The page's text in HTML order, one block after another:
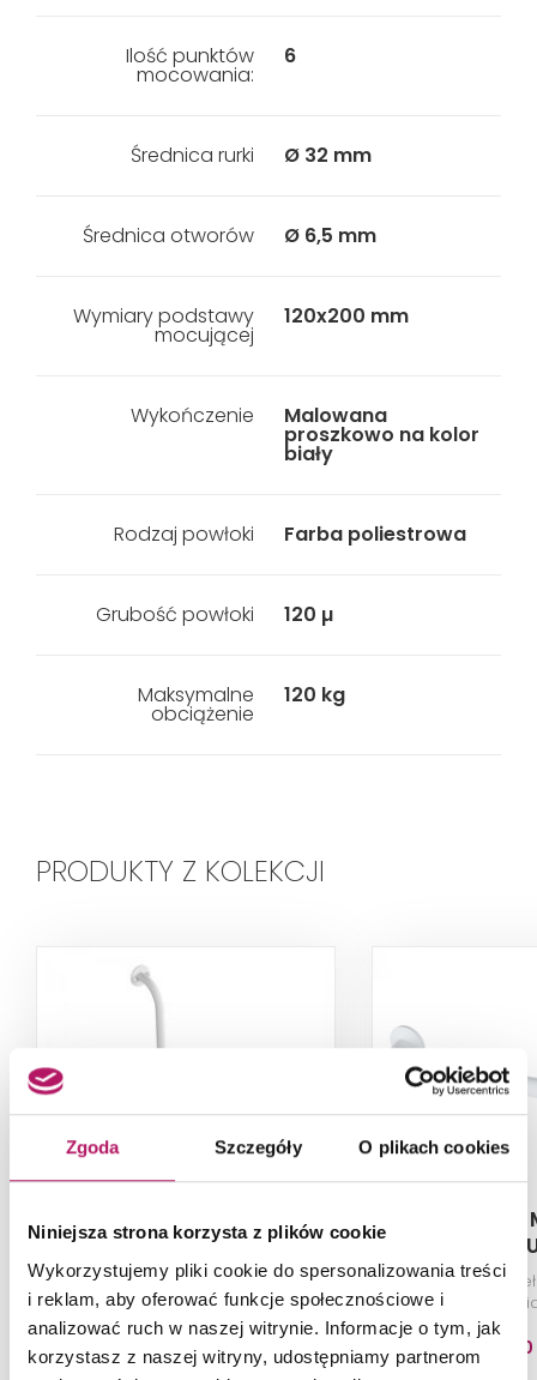
Zgoda Szczegóły O plikach cookies
Niniejsza strona korzysta z plików cookie
Wykorzystujemy pliki cookie do spersonalizowania treści
i reklam, aby oferować funkcje społecznościowe i
analizować ruch w naszej witrynie. Informacje o tym, jak
korzystasz z naszej witryny, udostępniamy partnerom
Ilość punktów
mocowania:
6
Średnica rurki Ø 32 mm
Średnica otworów Ø 6,5 mm
Wymiary podstawy
mocującej
120x200 mm
Wykończenie Malowana
proszkowo na kolor
biały
Rodzaj powłoki Farba poliestrowa
Grubość powłoki 120 µ
Maksymalne
obciążenie
120 kg
PRODUKTY Z KOLEKCJI
Makoinstal Makomed
32-UKP 3/6
Poręcz dla niepełnosprawnych
kątowa prawa 30/60 cm, biała
bez rozet maskujących
179,30 PLN
32R-
Poręcz dla
prosta 50 cm,